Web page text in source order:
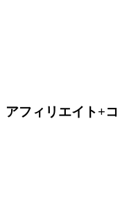
アフィリエイト+